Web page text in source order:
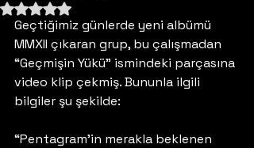
5 üzerinden NaN yıldız
Geçtiğimiz günlerde yeni albümü
MMXII çıkaran grup, bu çalışmadan
“Geçmişin Yükü” ismindeki parçasına
video klip çekmiş. Bununla ilgili
bilgiler şu şekilde:
“Pentagram’in merakla beklenen